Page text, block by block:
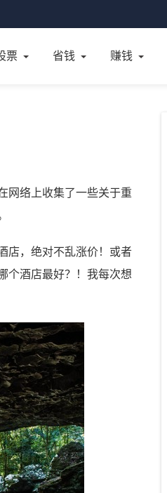
票 省钱 赚钱
网络上收集了一些关于重
店，绝对不乱涨价！或者
个酒店最好？！我每次想